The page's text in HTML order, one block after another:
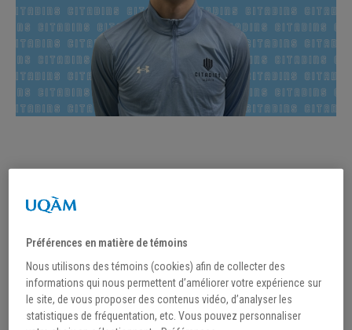
UNE NOUVELLE RECRUE AU
POSTE D’ARRIÈRE
Préférences en matière de témoins
Nous utilisons des témoins (cookies) afin de collecter des
informations qui nous permettent d’améliorer votre expérience sur
le site, de vous proposer des contenus vidéo, d’analyser les
statistiques de fréquentation, etc. Vous pouvez personnaliser